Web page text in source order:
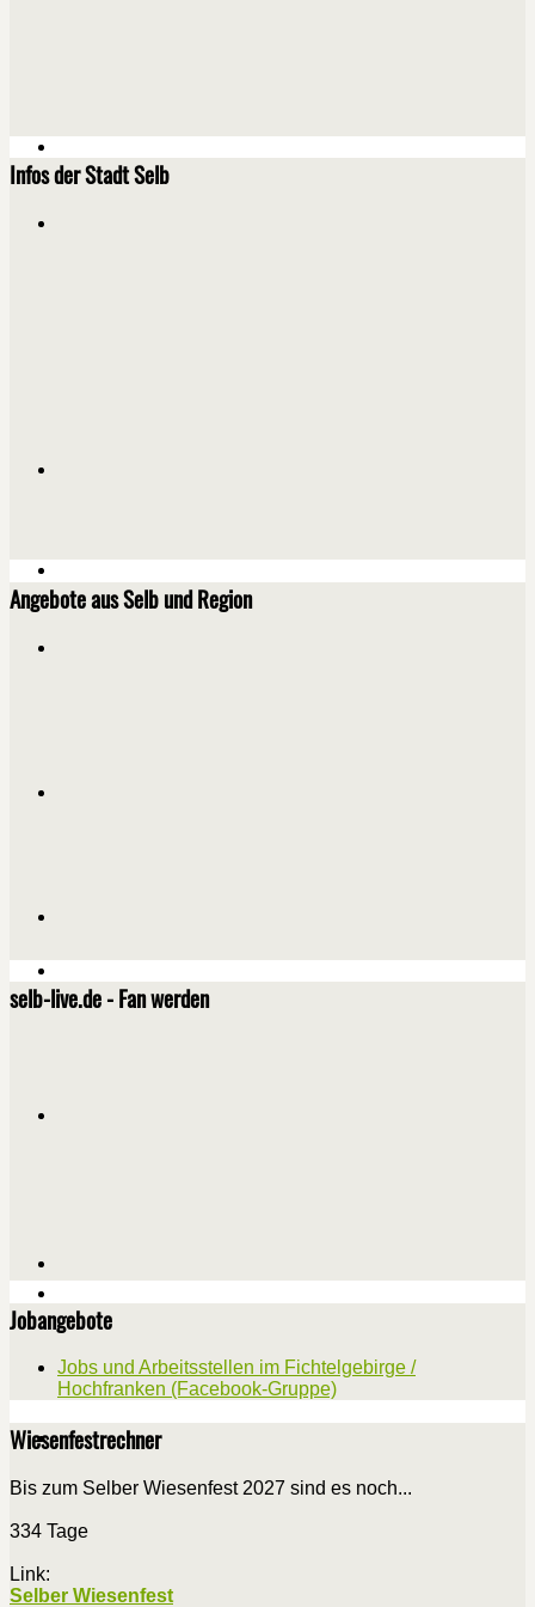
Infos der Stadt Selb
Angebote aus Selb und Region
selb-live.de - Fan werden
Jobangebote
Jobs und Arbeitsstellen im Fichtelgebirge /
Hochfranken (Facebook-Gruppe)
Wiesenfestrechner
Bis zum Selber Wiesenfest 2027 sind es noch...
334 Tage
Link:
Selber Wiesenfest